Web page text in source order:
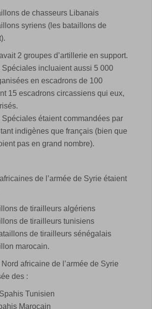
de chasseurs Libanais
syriens (les bataillons de
2 groupes d’artillerie en support.
Spéciales incluaient aussi 5 000
en escadrons de 100
15 escadrons circassiens qui eux,
Spéciales étaient commandées par
indigènes que français (bien que
pas en grand nombre).
de l’armée de Syrie étaient
de tirailleurs algériens
de tirailleurs tunisiens
de tirailleurs sénégalais
marocain.
africaine de l’armée de Syrie
des :
Tunisien
Marocain